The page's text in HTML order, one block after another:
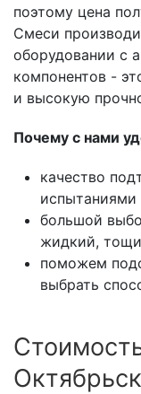
поэтому цена
Смеси
оборудовании с
компонентов -
и высокую
Почему с нами
качество
большой
жидкий,
поможем
выбрать